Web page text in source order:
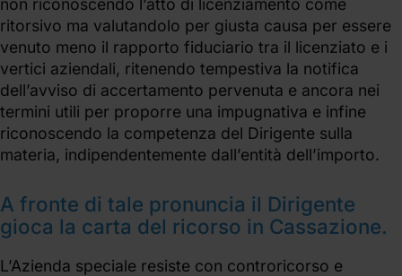
ritorsivo ma valutandolo per giusta causa per essere
venuto meno il rapporto fiduciario tra il licenziato e i
vertici aziendali, ritenendo tempestiva la notifica
dell’avviso di accertamento pervenuta e ancora nei
termini utili per proporre una impugnativa e infine
riconoscendo la competenza del Dirigente sulla
materia, indipendentemente dall’entità dell’importo.
A fronte di tale pronuncia il Dirigente
gioca la carta del ricorso in Cassazione.
L’Azienda speciale resiste con controricorso e